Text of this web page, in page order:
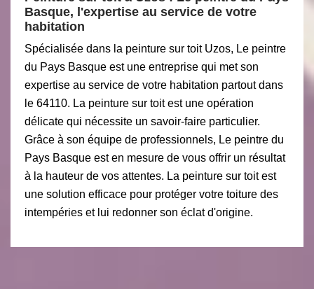
Basque, l'expertise au service de votre
habitation
Spécialisée dans la peinture sur toit Uzos, Le peintre
du Pays Basque est une entreprise qui met son
expertise au service de votre habitation partout dans
le 64110. La peinture sur toit est une opération
délicate qui nécessite un savoir-faire particulier.
Grâce à son équipe de professionnels, Le peintre du
Pays Basque est en mesure de vous offrir un résultat
à la hauteur de vos attentes. La peinture sur toit est
une solution efficace pour protéger votre toiture des
intempéries et lui redonner son éclat d'origine.